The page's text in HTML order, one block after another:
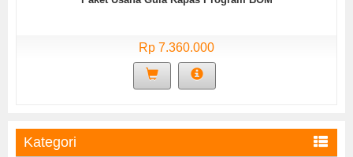
Rp 7.360.000
Kategori